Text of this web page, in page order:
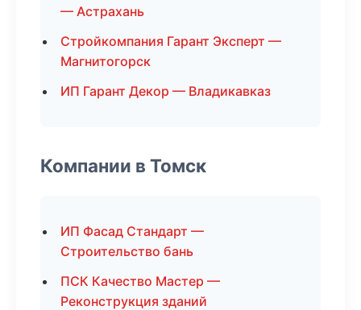
— Астрахань
Стройкомпания Гарант Эксперт —
Магнитогорск
ИП Гарант Декор — Владикавказ
Компании в Томск
ИП Фасад Стандарт —
Строительство бань
ПСК Качество Мастер —
Реконструкция зданий